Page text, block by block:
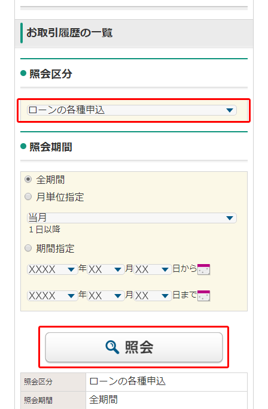
海外旅行保険
国内旅行傷害保険
スマホ保険
傷害保険
介護保険
カード
クレジットカード
デビットカード
インターネットバンキング
イオン銀行アプリ
通帳アプリ
イオングループアプリ
iAEON
支払・入金・サービス
支払・入金TOP
AEON Pay
自動入金サービス
スマホ決済アプリ
公営競技
サービス
Myステージ
電子マネーWAON
セキュリティ
インボイス
その他サービス